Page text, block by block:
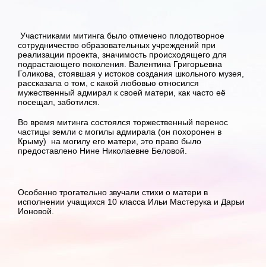
Участниками митинга было отмечено плодотворное
сотрудничество образовательных учреждений при
реализации проекта, значимость происходящего для
подрастающего поколения. Валентина Григорьевна
Голикова, стоявшая у истоков создания школьного музея,
рассказала о том, с какой любовью относился
мужественный адмирал к своей матери, как часто её
посещал, заботился.
Во время митинга состоялся торжественный перенос
частицы земли с могилы адмирала (он похоронен в
Крыму) на могилу его матери, это право было
предоставлено Нине Николаевне Беловой.
Особенно трогательно звучали стихи о матери в
исполнении учащихся 10 класса Ильи Мастерука и Дарьи
Ионовой.